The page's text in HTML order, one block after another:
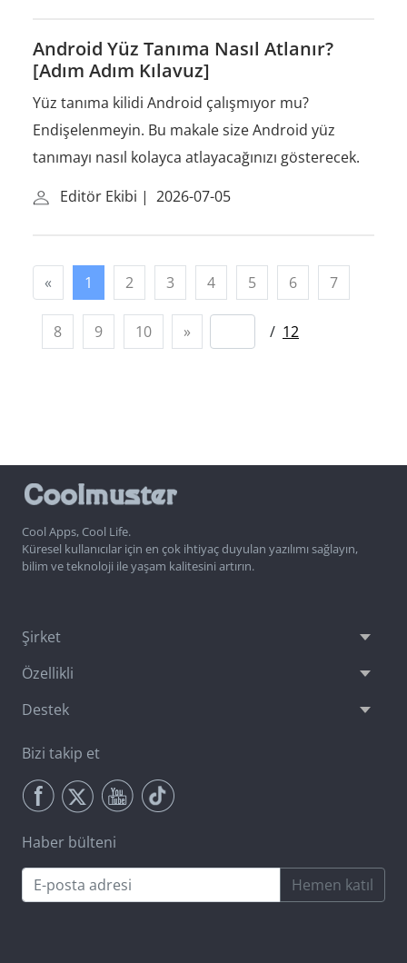
Android Yüz Tanıma Nasıl Atlanır?
[Adım Adım Kılavuz]
Yüz tanıma kilidi Android çalışmıyor mu?
Endişelenmeyin. Bu makale size Android yüz
tanımayı nasıl kolayca atlayacağınızı gösterecek.
Editör Ekibi | 2026-07-05
« 1 2 3 4 5 6 7
8 9 10 » / 12
Cool Apps, Cool Life.
Küresel kullanıcılar için en çok ihtiyaç duyulan yazılımı sağlayın,
bilim ve teknoloji ile yaşam kalitesini artırın.
Şirket
Özellikli
Destek
Bizi takip et
Haber bülteni
Hemen katıl